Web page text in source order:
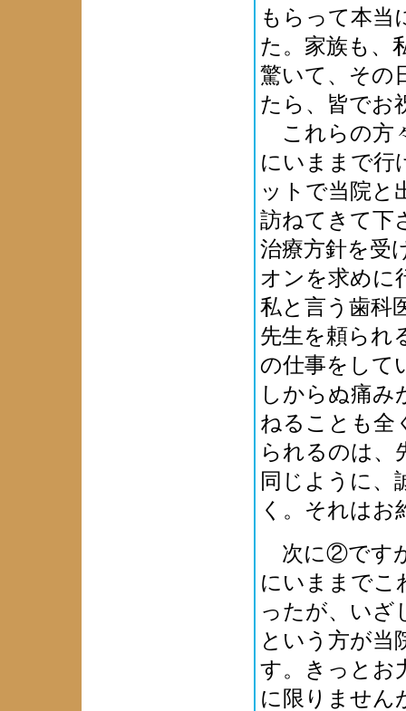
もらって本当
た。家族も、
驚いて、その
たら、皆でお
これらの方
にいままで行
ットで当院と
訪ねてきて下
治療方針を受
オンを求めに
私と言う歯科
先生を頼られ
の仕事をして
しからぬ痛み
ねることも全
られるのは、
同じように、
く。それはお
次に②です
にいままでこ
ったが、いざ
という方が当
す。きっとお
に限りません